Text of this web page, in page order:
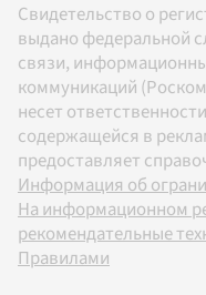
Свидетельство о
выдано федеральной
связи,
коммуникаций
несет
содержащейся в
предоставляет
Информация об
На информационном
рекомендательные
Правилами